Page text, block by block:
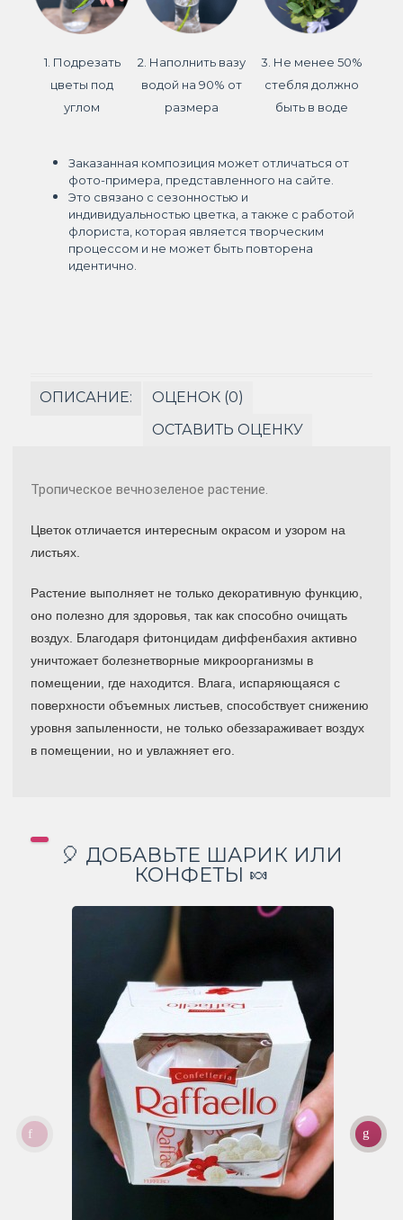
1. Подрезать
цветы под
углом
2. Наполнить вазу
водой на 90% от
размера
3. Не менее 50%
стебля должно
быть в воде
Заказанная композиция может отличаться от
фото-примера, представленного на сайте.
Это связано с сезонностью и
индивидуальностью цветка, а также с работой
флориста, которая является творческим
процессом и не может быть повторена
идентично.
ОПИСАНИЕ:
ОЦЕНОК (0)
ОСТАВИТЬ ОЦЕНКУ
Тропическое вечнозеленое растение.
Цветок отличается интересным окрасом и узором на
листьях.
Растение выполняет не только декоративную функцию,
оно полезно для здоровья, так как способно очищать
воздух. Благодаря фитонцидам диффенбахия активно
уничтожает болезнетворные микроорганизмы в
помещении, где находится. Влага, испаряющаяся с
поверхности объемных листьев, способствует снижению
уровня запыленности, не только обеззараживает воздух
в помещении, но и увлажняет его.
🎈 ДОБАВЬТЕ ШАРИК ИЛИ
КОНФЕТЫ 🍬